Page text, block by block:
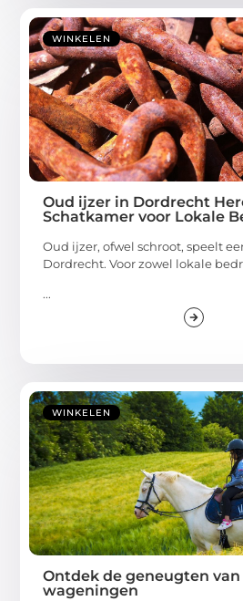
WINKELEN
Oud ijzer in Dordrecht
Schatkamer voor Lokale
Oud ijzer, ofwel schroot, speelt
Dordrecht. Voor zowel lokale
...
WINKELEN
Ontdek de geneugten
wageningen